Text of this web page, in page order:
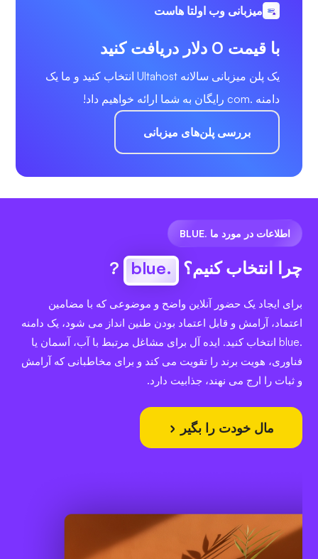
میزبانی وب اولتا هاست
با قیمت 0 دلار دریافت کنید
یک پلن میزبانی سالانه Ultahost انتخاب کنید و ما یک
دامنه .com رایگان به شما ارائه خواهیم داد!
بررسی پلن‌های میزبانی
اطلاعات در مورد ما .BLUE
چرا انتخاب کنیم؟ .blue
?
برای ایجاد یک حضور آنلاین واضح و موضوعی که با مضامین
اعتماد، آرامش و قابل اعتماد بودن طنین انداز می شود، یک دامنه
.blue انتخاب کنید. ایده آل برای مشاغل مرتبط با آب، آسمان یا
فناوری، هویت برند را تقویت می کند و برای مخاطبانی که آرامش
و ثبات را ارج می نهند، جذابیت دارد.
مال خودت را بگیر